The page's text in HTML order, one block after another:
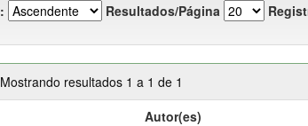
Resultados/Página
Mostrando resultados 1 a 1 de 1
Autor(es)